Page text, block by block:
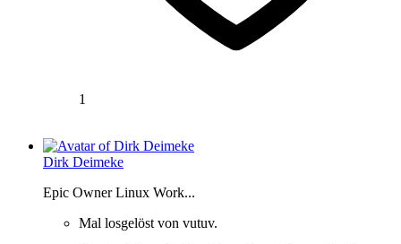
1
Dirk Deimeke
Epic Owner Linux Work...
Mal losgelöst von vutuv.